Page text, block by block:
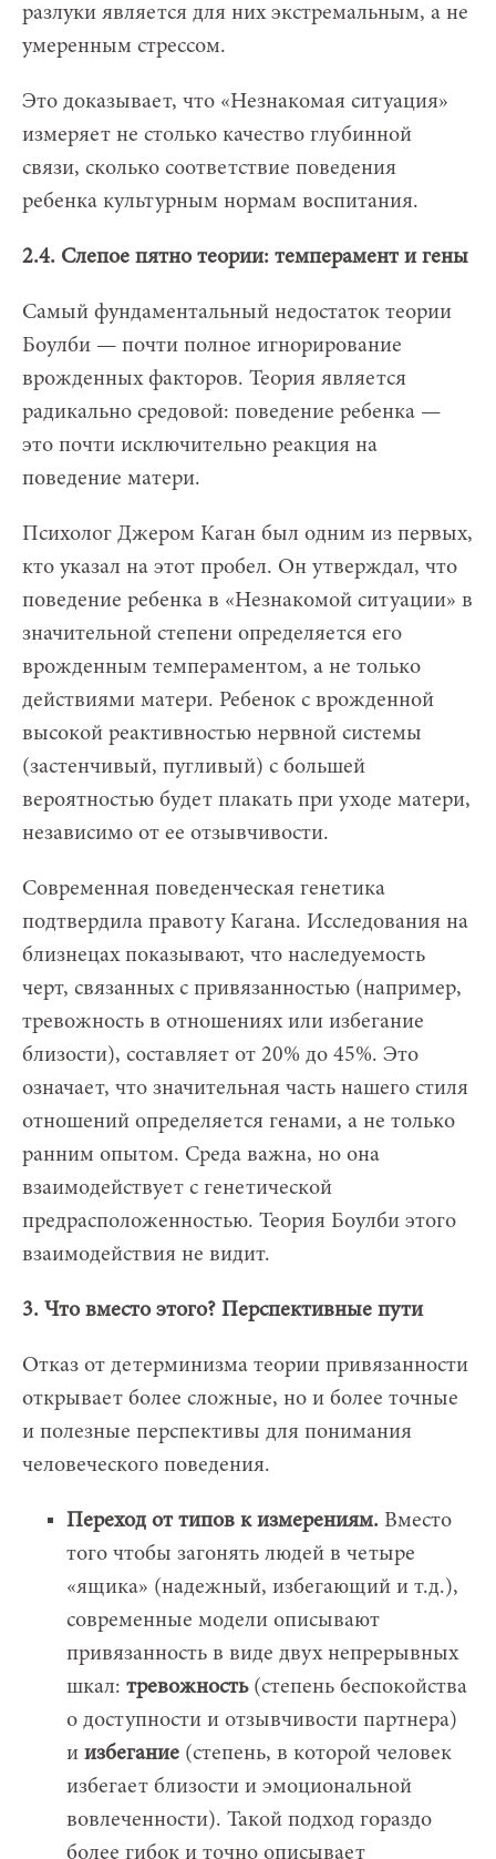
разлуки является для них экстремальным, а не
умеренным стрессом.
Это доказывает, что «Незнакомая ситуация»
измеряет не столько качество глубинной
связи, сколько соответствие поведения
ребенка культурным нормам воспитания.
2.4. Слепое пятно теории: темперамент и гены
Самый фундаментальный недостаток теории
Боулби — почти полное игнорирование
врожденных факторов. Теория является
радикально средовой: поведение ребенка —
это почти исключительно реакция на
поведение матери.
Психолог Джером Каган был одним из первых,
кто указал на этот пробел. Он утверждал, что
поведение ребенка в «Незнакомой ситуации» в
значительной степени определяется его
врожденным темпераментом, а не только
действиями матери. Ребенок с врожденной
высокой реактивностью нервной системы
(застенчивый, пугливый) с большей
вероятностью будет плакать при уходе матери,
независимо от ее отзывчивости.
Современная поведенческая генетика
подтвердила правоту Кагана. Исследования на
близнецах показывают, что наследуемость
черт, связанных с привязанностью (например,
тревожность в отношениях или избегание
близости), составляет от 20% до 45%. Это
означает, что значительная часть нашего стиля
отношений определяется генами, а не только
ранним опытом. Среда важна, но она
взаимодействует с генетической
предрасположенностью. Теория Боулби этого
взаимодействия не видит.
3. Что вместо этого? Перспективные пути
Отказ от детерминизма теории привязанности
открывает более сложные, но и более точные
и полезные перспективы для понимания
человеческого поведения.
Переход от типов к измерениям. Вместо
того чтобы загонять людей в четыре
«ящика» (надежный, избегающий и т.д.),
современные модели описывают
привязанность в виде двух непрерывных
шкал: тревожность(степень беспокойства
о доступности и отзывчивости партнера)
и избегание (степень, в которой человек
избегает близости и эмоциональной
вовлеченности). Такой подход гораздо
более гибок и точно описывает